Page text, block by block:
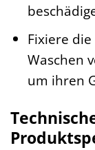
Fixiere
Waschen
um ihren